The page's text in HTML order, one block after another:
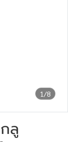
1/8
ลู